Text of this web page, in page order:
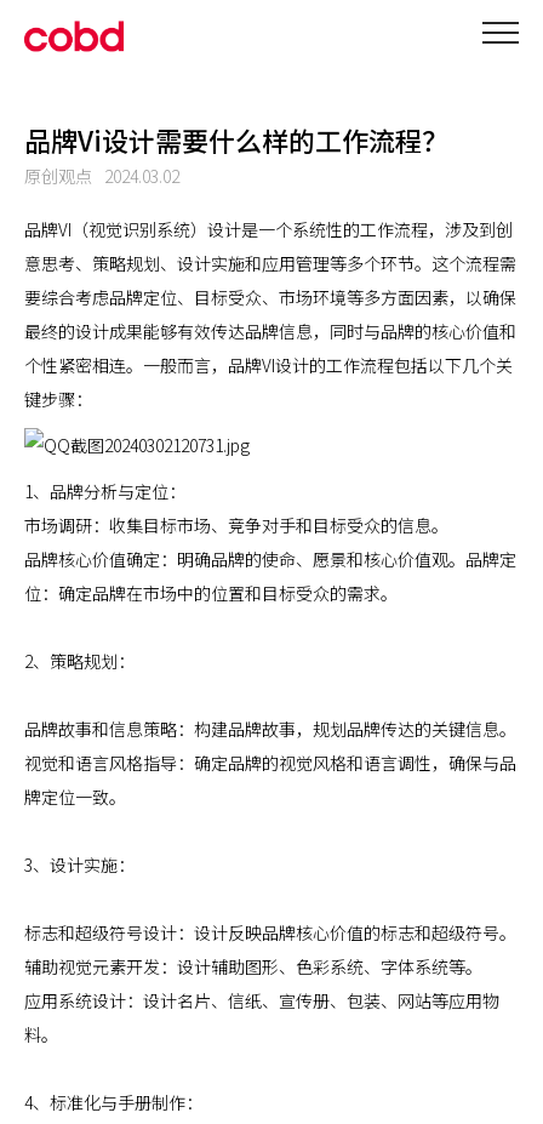
品牌Vi设计需要什么样的工作流程？
原创观点 2024.03.02
品牌VI（视觉识别系统）设计是一个系统性的工作流程，涉及到创
意思考、策略规划、设计实施和应用管理等多个环节。这个流程需
要综合考虑品牌定位、目标受众、市场环境等多方面因素，以确保
最终的设计成果能够有效传达品牌信息，同时与品牌的核心价值和
个性紧密相连。一般而言，品牌VI设计的工作流程包括以下几个关
键步骤：
1、品牌分析与定位：
市场调研：收集目标市场、竞争对手和目标受众的信息。
品牌核心价值确定：明确品牌的使命、愿景和核心价值观。品牌定
位：确定品牌在市场中的位置和目标受众的需求。
2、策略规划：
品牌故事和信息策略：构建品牌故事，规划品牌传达的关键信息。
视觉和语言风格指导：确定品牌的视觉风格和语言调性，确保与品
牌定位一致。
3、设计实施：
标志和超级符号设计：设计反映品牌核心价值的标志和超级符号。
辅助视觉元素开发：设计辅助图形、色彩系统、字体系统等。
应用系统设计：设计名片、信纸、宣传册、包装、网站等应用物
料。
4、标准化与手册制作：